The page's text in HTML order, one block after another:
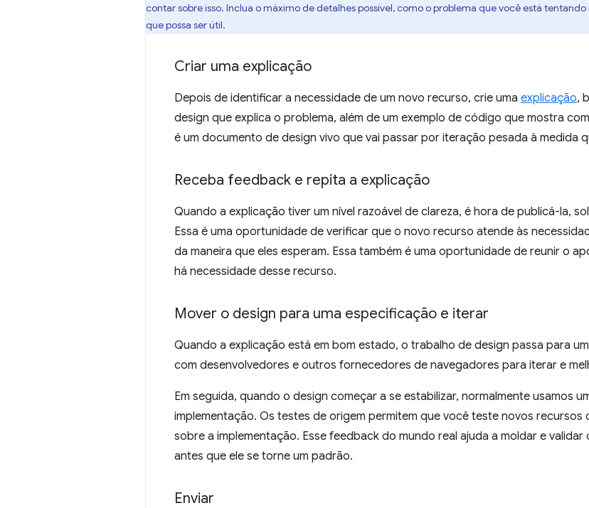
contar sobre isso. Inclua o máximo de detalhes possível, como o problema que você está
que possa ser útil.
Criar uma explicação
Depois de identificar a necessidade de um novo recurso, crie uma explicação,
design que explica o problema, além de um exemplo de código que mostra
é um documento de design vivo que vai passar por iteração pesada à medida
Receba feedback e repita a explicação
Quando a explicação tiver um nível razoável de clareza, é hora de publicá-la,
Essa é uma oportunidade de verificar que o novo recurso atende às
da maneira que eles esperam. Essa também é uma oportunidade de reunir o
há necessidade desse recurso.
Mover o design para uma especificação e iterar
Quando a explicação está em bom estado, o trabalho de design passa para
com desenvolvedores e outros fornecedores de navegadores para iterar e
Em seguida, quando o design começar a se estabilizar, normalmente usamos
implementação. Os testes de origem permitem que você teste novos recursos
sobre a implementação. Esse feedback do mundo real ajuda a moldar e
antes que ele se torne um padrão.
Enviar